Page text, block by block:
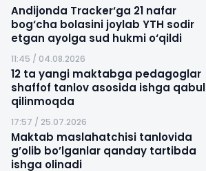
Andijonda Tracker‘ga 21 nafar
bog‘cha bolasini joylab YTH sodir
etgan ayolga sud hukmi o‘qildi
11:45 / 04.08.2026
12 ta yangi maktabga pedagoglar
shaffof tanlov asosida ishga qabul
qilinmoqda
17:57 / 25.07.2026
Maktab maslahatchisi tanlovida
g’olib bo’lganlar qanday tartibda
ishga olinadi